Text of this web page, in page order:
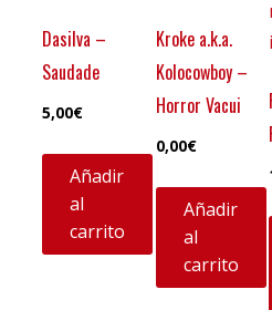
Dasilva –
Saudade
5,00€
Añadir
al
carrito
Kroke a.k.a.
Kolocowboy –
Horror Vacui
0,00€
Añadir
al
carrito